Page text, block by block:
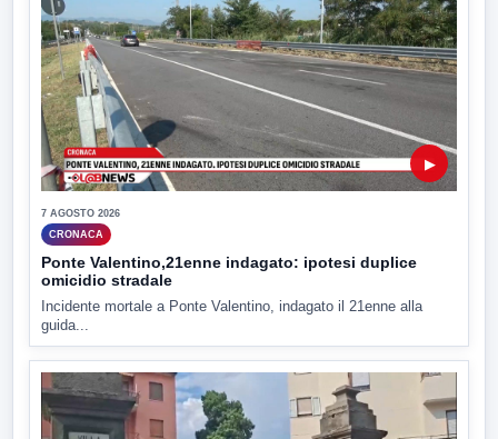
▶
7 AGOSTO 2026
CRONACA
Ponte Valentino,21enne indagato: ipotesi duplice
omicidio stradale
Incidente mortale a Ponte Valentino, indagato il 21enne alla
guida...